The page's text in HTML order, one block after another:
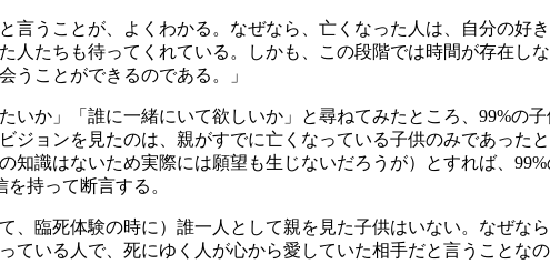
うことが、よくわかる。なぜなら、亡くなった人は、自分の好
人たちも待ってくれている。しかも、この段階では時間が存在し
うことができるのである。」
か」「誰に一緒にいて欲しいか」と尋ねてみたところ、99%の
ジョンを見たのは、親がすでに亡くなっている子供のみであった
知識はないため実際には願望も生じないだろうが）とすれば、
持って断言する。
臨死体験の時に）誰一人として親を見た子供はいない。なぜな
いる人で、死にゆく人が心から愛していた相手だと言うことなの